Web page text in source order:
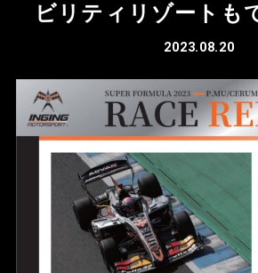
ビリティリゾートも
2023.08.20